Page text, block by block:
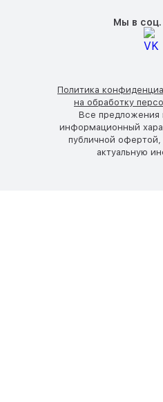
Мы в соц.
Все предложения
информационный
публичной офертой,
актуальную
Политика
на обработку